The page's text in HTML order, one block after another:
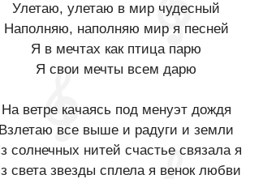
Улетаю, улетаю в мир чудесный
Наполняю, наполняю мир я песней
Я в мечтах как птица парю
Я свои мечты всем дарю
На ветре качаясь под менуэт дождя
Взлетаю все выше и радуги и земли
солнечных нитей счастье связала я
света звезды сплела я венок любви